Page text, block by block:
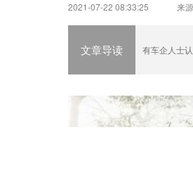
2021-07-22 08:33:25 来
文章导读 有车企人士